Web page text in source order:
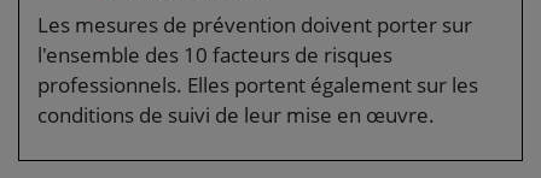
Les mesures de prévention doivent porter sur
l'ensemble des 10 facteurs de risques
professionnels. Elles portent également sur les
conditions de suivi de leur mise en œuvre.